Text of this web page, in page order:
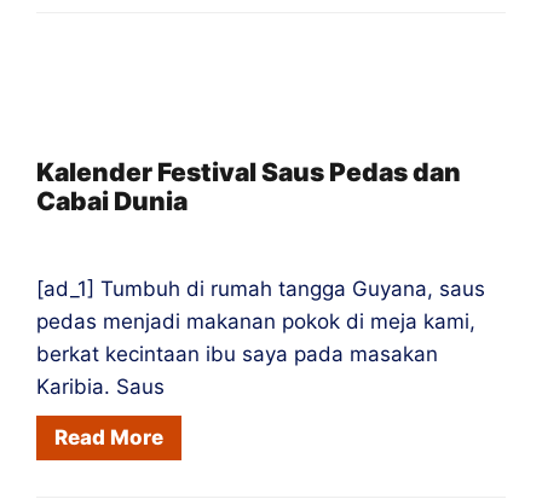
&
Lokal
Kalender Festival Saus Pedas dan
Cabai Dunia
[ad_1] Tumbuh di rumah tangga Guyana, saus
pedas menjadi makanan pokok di meja kami,
berkat kecintaan ibu saya pada masakan
Karibia. Saus
Read More